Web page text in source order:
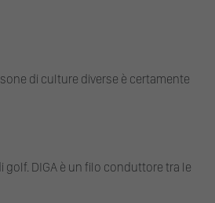
di culture diverse è certamente
DIGA è un filo conduttore tra le